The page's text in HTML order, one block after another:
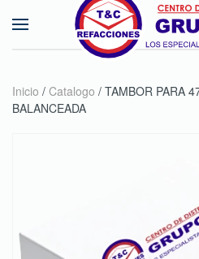
Skip to main content
Inicio / Catalogo / TAMBOR PARA
BALANCEADA